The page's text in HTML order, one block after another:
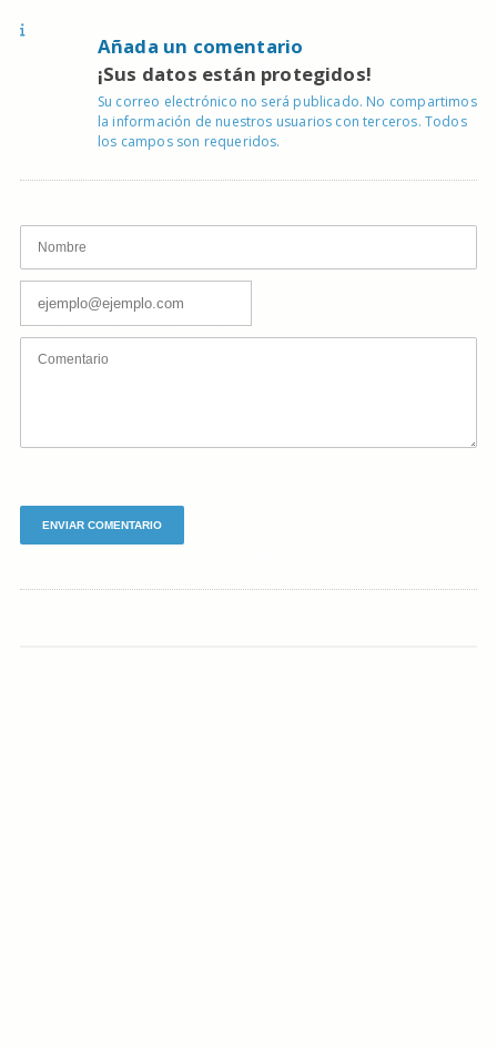
Añada un comentario
¡Sus datos están protegidos!
Su correo electrónico no será publicado. No compartimos
la información de nuestros usuarios con terceros. Todos
los campos son requeridos.